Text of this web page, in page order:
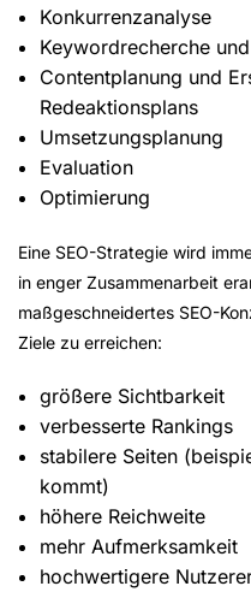
Konkurrenzanalyse
Keywordrecherche
Contentplanung und
Redeaktionsplans
Umsetzungsplanung
Evaluation
Optimierung
Eine SEO-Strategie wird
in enger Zusammenarbeit
maßgeschneidertes SEO-
Ziele zu erreichen:
größere Sichtbarkeit
verbesserte Rankings
stabilere Seiten
kommt)
höhere Reichweite
mehr Aufmerksamkeit
hochwertigere